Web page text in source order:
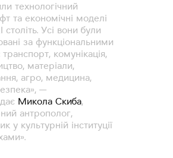
технологічний
та економічні моделі
століть. Усі вони були
за функціональними
комунікація,
матеріали,
агро, медицина,
—
Микола Скиба,
антрополог,
у культурній інституції